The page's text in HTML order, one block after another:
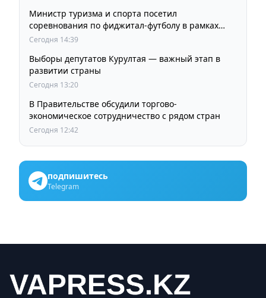
Министр туризма и спорта посетил
соревнования по фиджитал-футболу в рамках
«Игр Будущего 2026»
Сегодня 14:39
Выборы депутатов Курултая — важный этап в
развитии страны
Сегодня 13:20
В Правительстве обсудили торгово-
экономическое сотрудничество с рядом стран
Сегодня 12:42
подпишитесь
Telegram